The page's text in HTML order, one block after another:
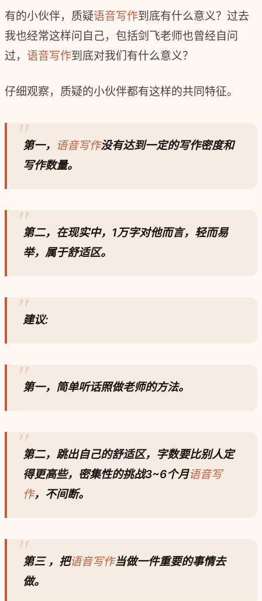
有的小伙伴，质疑语音写作到底有什么意义？过去
我也经常这样问自己，包括剑飞老师也曾经自问
过， 语音写作到底对我们有什么意义？
仔细观察，质疑的小伙伴都有这样的共同特征。
第一， 语音写作没有达到一定的写作密度和
写作数量。
第二，在现实中，1万字对他而言，轻而易
举，属于舒适区。
建议:
第一，简单听话照做老师的方法。
第二，跳出自己的舒适区，字数要比别人定
得更高些，密集性的挑战3~6个月语音写
作，不间断。
第三 ，把语音写作当做一件重要的事情去
做。